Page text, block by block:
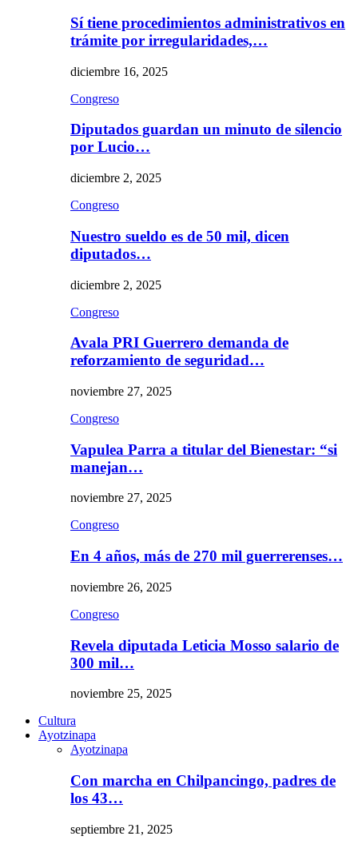
Sí tiene procedimientos administrativos en
trámite por irregularidades,…
diciembre 16, 2025
Congreso
Diputados guardan un minuto de silencio
por Lucio…
diciembre 2, 2025
Congreso
Nuestro sueldo es de 50 mil, dicen
diputados…
diciembre 2, 2025
Congreso
Avala PRI Guerrero demanda de
reforzamiento de seguridad…
noviembre 27, 2025
Congreso
Vapulea Parra a titular del Bienestar: “si
manejan…
noviembre 27, 2025
Congreso
En 4 años, más de 270 mil guerrerenses…
noviembre 26, 2025
Congreso
Revela diputada Leticia Mosso salario de
300 mil…
noviembre 25, 2025
Cultura
Ayotzinapa
Ayotzinapa
Con marcha en Chilpancingo, padres de
los 43…
septiembre 21, 2025